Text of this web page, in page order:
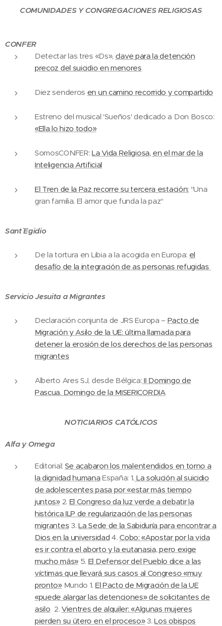
COMUNIDADES Y CONGREGACIONES RELIGIOSAS
CONFER
Detectar las tres «Ds», clave para la detención
precoz del suicidio en menores
Diez senderos en un camino recorrido y compartido
Estreno del musical 'Sueños' dedicado a Don Bosco:
«Ella lo hizo todo»
SomosCONFER:La Vida Religiosa, en el mar de la
Inteligencia Artificial
El Tren de la Paz recorre su tercera estación: "Una
gran familia. El amor que funda la paz"
Sant´ Egidio
De la tortura en Libia a la acogida en Europa: el
desafío de la integración de as personas refugidas
Servicio Jesuita a Migrantes
Declaración conjunta de JRS Europa – Pacto de
Migración y Asilo de la UE: última llamada para
detener la erosión de los derechos de las personas
migrantes
Alberto Ares SJ, desde Bélgica: II Domingo de
Pascua. Domingo de la MISERICORDIA
NOTICIARIOS CATÓLICOS
Alfa y Omega
Editorial: Se acabaron los malentendidos en torno a
la dignidad humana España: 1. La solución al suicidio
de adolescentes pasa por «estar más tiempo
juntos»2. El Congreso da luz verde a debatir la
histórica ILP de regularización de las personas
migrantes 3.La Sede de la Sabiduría para encontrar a
Dios en la universidad 4.Cobo: «Apostar por la vida
es ir contra el aborto y la eutanasia, pero exige
mucho más»5. El Defensor del Pueblo dice a las
víctimas que llevará sus casos al Congreso «muy
pronto»Mundo 1. El Pacto de Migración de la UE
«puede alargar las detenciones» de solicitantes de
asilo 2. Vientres de alquiler: «Algunas mujeres
pierden su útero en el proceso»3.Los obispos